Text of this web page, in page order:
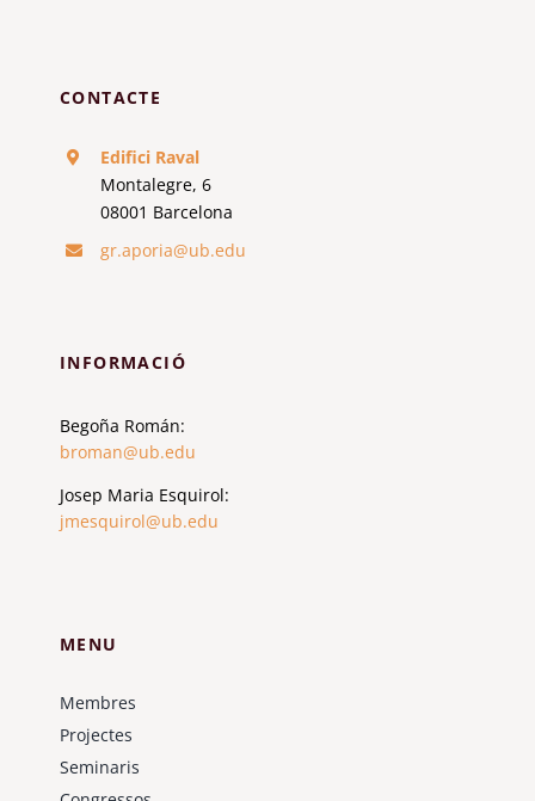
CONTACTE
Edifici Raval
Montalegre, 6
08001 Barcelona
gr.aporia@ub.edu
INFORMACIÓ
Begoña Román:
broman@ub.edu
Josep Maria Esquirol:
jmesquirol@ub.edu
MENU
Membres
Projectes
Seminaris